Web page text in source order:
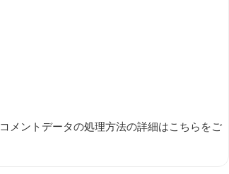
コメントデータの処理方法の詳細はこちらをご